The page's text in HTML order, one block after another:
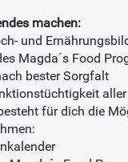
machen:
und
Magda´s Food
bester Sorgfalt
für dich die